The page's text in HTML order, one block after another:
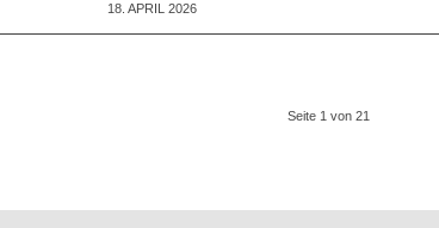
18. APRIL 2026
Seite 1 von 21